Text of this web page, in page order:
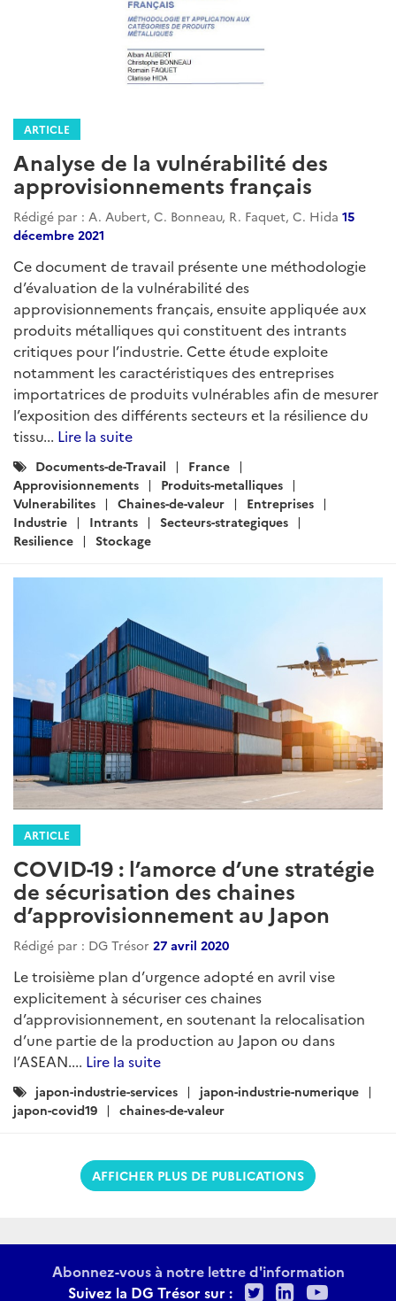
ARTICLE
Analyse de la vulnérabilité des
approvisionnements français
Rédigé par : A. Aubert, C. Bonneau, R. Faquet, C. Hida 15
décembre 2021
Ce document de travail présente une méthodologie
d’évaluation de la vulnérabilité des
approvisionnements français, ensuite appliquée aux
produits métalliques qui constituent des intrants
critiques pour l’industrie. Cette étude exploite
notamment les caractéristiques des entreprises
importatrices de produits vulnérables afin de mesurer
l’exposition des différents secteurs et la résilience du
tissu... Lire la suite
Catégories
:
Documents-de-Travail
France
Approvisionnements
Produits-metalliques
Vulnerabilites
Chaines-de-valeur
Entreprises
Industrie
Intrants
Secteurs-strategiques
Resilience
Stockage
ARTICLE
COVID-19 : l’amorce d’une stratégie
de sécurisation des chaines
d’approvisionnement au Japon
Rédigé par : DG Trésor 27 avril 2020
Le troisième plan d’urgence adopté en avril vise
explicitement à sécuriser ces chaines
d’approvisionnement, en soutenant la relocalisation
d’une partie de la production au Japon ou dans
l’ASEAN.... Lire la suite
Catégories
:
japon-industrie-services
japon-industrie-numerique
japon-covid19
chaines-de-valeur
AFFICHER PLUS DE PUBLICATIONS
Abonnez-vous à notre lettre d'information
Suivez la DG Trésor sur :
TwitterLinkedIn